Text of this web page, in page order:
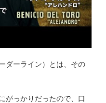
ダーライン）とは、その
がっかりだったので、口